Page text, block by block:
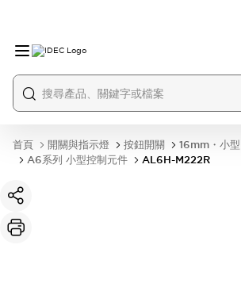
首頁 開關與指示燈 按鈕開關
16mm・小
A6系列 小型控制元件
AL6H-M222R